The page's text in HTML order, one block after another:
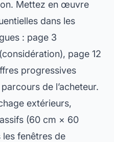
Mettez en œuvre
dans les
: page 3
page 12
progressives
de l’acheteur.
extérieurs,
(60 cm × 60
fenêtres de